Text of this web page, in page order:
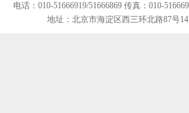
电话：010-51666919/51666869 传真：010-
地址：北京市海淀区西三环北路87号